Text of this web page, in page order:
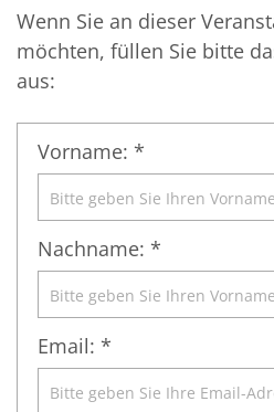
Wenn Sie an dieser
möchten, füllen Sie bitte
aus:
Vorname: *
Nachname: *
Email: *